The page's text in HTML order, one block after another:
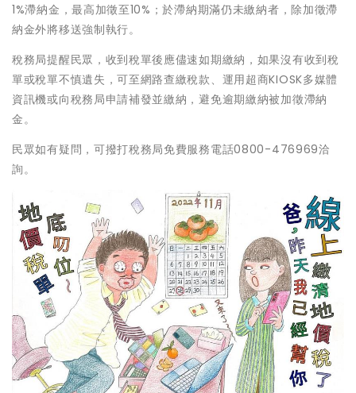
1%滯納金，最高加徵至10%；於滯納期滿仍未繳納者，除加徵滯
納金外將移送強制執行。
稅務局提醒民眾，收到稅單後應儘速如期繳納，如果沒有收到稅
單或稅單不慎遺失，可至網路查繳稅款、運用超商KIOSK多媒體
資訊機或向稅務局申請補發並繳納，避免逾期繳納被加徵滯納
金。
民眾如有疑問，可撥打稅務局免費服務電話0800-476969洽
詢。